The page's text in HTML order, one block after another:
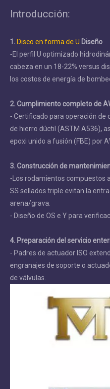
Introducción:
1. Disco en forma de U Diseño
-El perfil U optimizado
cabeza en un 18-22% versus
los costos de energía de
2. Cumplimiento completo de
- Certificado para operación de
de hierro dúctil (ASTM A536),
epoxi unido a fusión (FBE) por
3. Construcción de
-Los rodamientos compuestos
SS sellados triple evitan la
arena/grava.
- Diseño de OS e Y para
4. Preparación del servicio
- Padres de actuador ISO
engranajes de soporte o
de válvulas.